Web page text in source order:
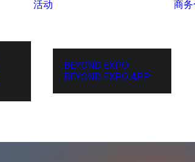
活动
BEYOND EXPO
BEYOND EXPO APP
商